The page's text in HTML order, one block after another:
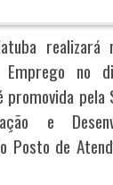
realizará
Emprego no
promovida
e
Posto de